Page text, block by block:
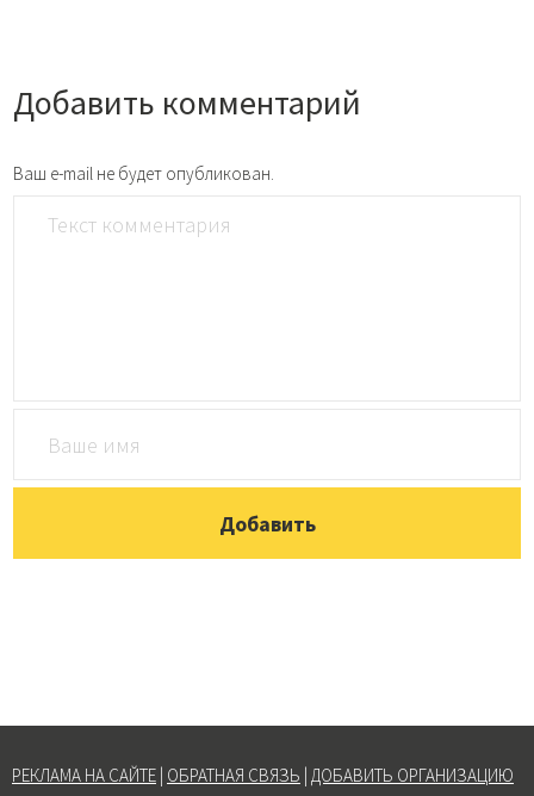
Добавить комментарий
Ваш e-mail не будет опубликован.
РЕКЛАМА НА САЙТЕ ОБРАТНАЯ СВЯЗЬ ДОБАВИТЬ ОРГАНИЗАЦИЮ